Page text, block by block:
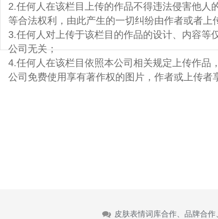
2.任何人在该栏目上传的作品不得违法侵害他人
等合法权利，由此产生的一切纠纷由作者或者上
3.任何人对上传于该栏目的作品的设计、内容等
公司无关；
4.任何人在该栏目依照本公司相关规定上传作品
公司免费使用享有著作权的图片，作者或上传者
皮肤表情词库合作、品牌合